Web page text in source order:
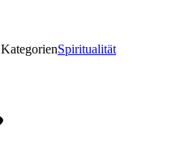
KategorienSpiritualität